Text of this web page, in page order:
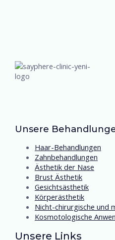
Unsere
Haar-Behandlungen
Zahnbehandlungen
Ästhetik der Nase
Brust Ästhetik
Gesichtsästhetik
Körperästhetik
Nicht-chirurgische und
Kosmotologische
Unsere Links